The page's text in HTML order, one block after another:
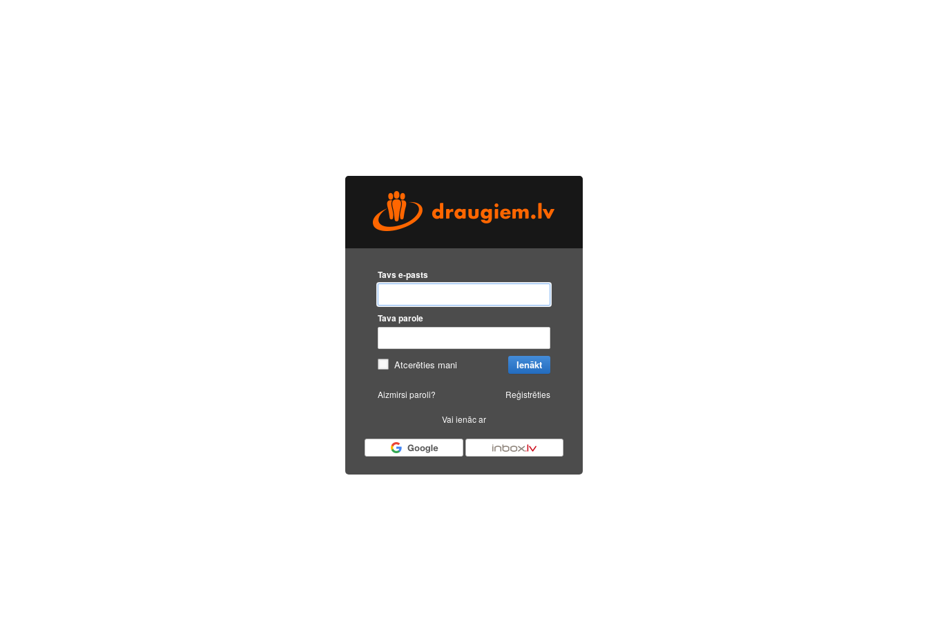
Tavs e-pasts
Tava parole
Atcerēties mani Ienākt
Aizmirsi paroli? Reģistrēties
Vai ienāc ar